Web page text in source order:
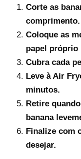
Corte as
comprimento.
Coloque as
papel próprio
Cubra cada
Leve à Air
minutos.
Retire
banana
Finalize com
desejar.